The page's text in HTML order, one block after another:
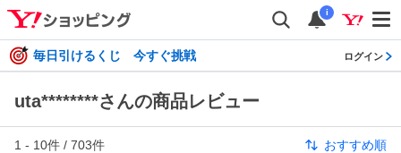
i
毎日引けるくじ 今すぐ挑戦 ログイン
uta********さんの商品レビュー
1 - 10件 / 703件 おすすめ順